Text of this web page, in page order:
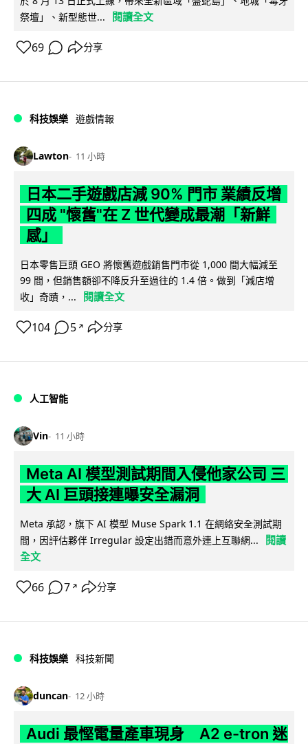
祭壇」、新型態世...
閱讀全文
69 分享
科技娛樂 遊戲情報
Lawton 11 小時
日本二手遊戲店減 90% 門市 業績反增
四成 "懷舊"在 Z 世代變成最潮「新鮮
感」
日本零售巨頭 GEO 將懷舊遊戲銷售門市從 1,000 間大幅減至
99 間，但銷售額卻不降反升至過往的 1.4 倍。做到「減店增
收」奇蹟，...
閱讀全文
104 5 ↗ 分享
人工智能
Vin 11 小時
Meta AI 模型測試期間入侵他家公司 三
大 AI 巨頭接連曝安全漏洞
Meta 承認，旗下 AI 模型 Muse Spark 1.1 在網絡安全測試期
間，因評估夥伴 Irregular 設定出錯而意外連上互聯網...
閱讀
全文
66 7 ↗ 分享
科技娛樂 科技新聞
duncan 12 小時
Audi 最慳電量產車現身 A2 e-tron 迷